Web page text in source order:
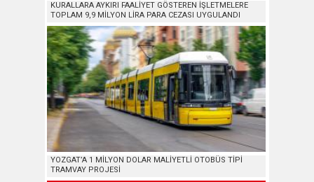
KURALLARA AYKIRI FAALİYET GÖSTEREN İŞLETMELERE
TOPLAM 9,9 MİLYON LİRA PARA CEZASI UYGULANDI
YOZGAT’A 1 MİLYON DOLAR MALİYETLİ OTOBÜS TİPİ
TRAMVAY PROJESİ